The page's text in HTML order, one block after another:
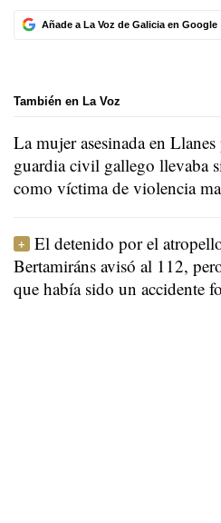
Añade a La Voz de Galicia en Google
También en La Voz
La mujer asesinada en
guardia civil gallego llevaba
como víctima de violencia
El detenido por el
Bertamiráns avisó al 112,
que había sido un accidente